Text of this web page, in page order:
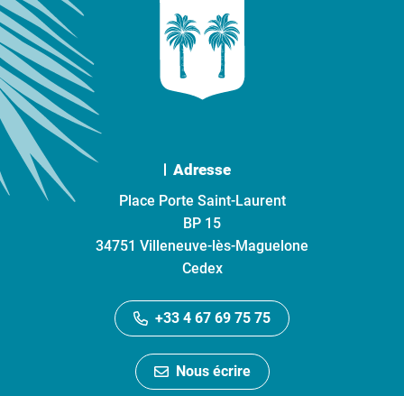
Adresse
Place Porte Saint-Laurent
BP 15
34751 Villeneuve-lès-Maguelone
Cedex
+33 4 67 69 75 75
Nous écrire